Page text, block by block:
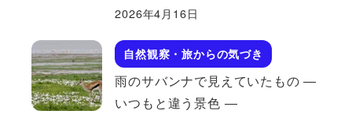
2026年4月16日
自然観察・旅からの気づき
雨のサバンナで見えていたもの ―
いつもと違う景色 ―